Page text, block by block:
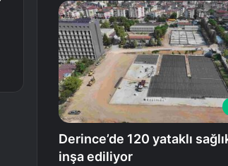
Derince’de 120 yataklı
inşa ediliyor